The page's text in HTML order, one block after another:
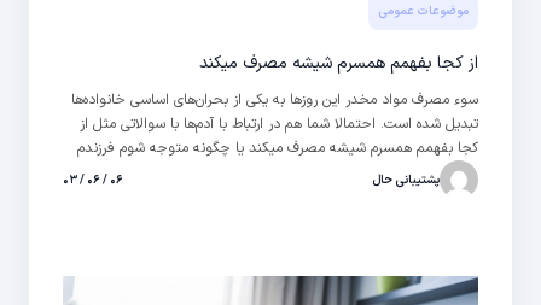
موضوعات عمومی
از کجا بفهمم همسرم شیشه مصرف میکند
سوء مصرف مواد مخدر این روزها به یکی از بحران‌های اساسی خانواده‌ها
تبدیل شده است. احتمالا شما هم در ارتباط با آدم‌ها با سوالاتی مثل از
کجا بفهمم همسرم شیشه مصرف میکند یا چگونه متوجه شوم فرزندم
به چه ماده‌ای اعتیاد دارد، مواجه شده‌اید. کمک کردن به این افراد کار
آسانی نیست و نیاز به دانش و تخصص کافی دارد. پس بهتر است در
پشتیبانی حال ۰۶ / ۰۶ / ۰۳